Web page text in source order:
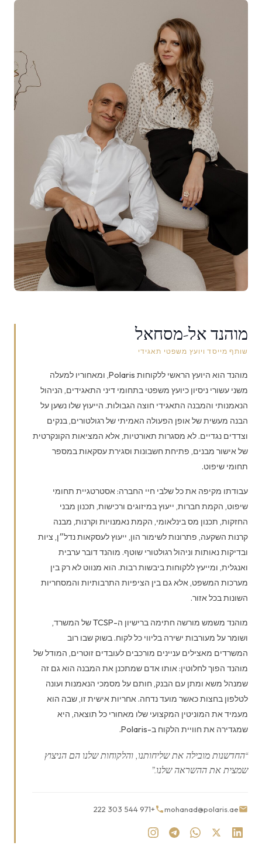
מוהנד אל-מסחאל
שותף מייסד ויועץ משפטי תאגידי
מוהנד הוא היועץ הראשי ללקוחות Polaris, ומאחוריו למעלה
משני עשורי ניסיון כיועץ משפטי בתחומי דיני התאגידים, הניהול
הנאמנותי והמבנה התאגידי חוצה הגבולות. הייעוץ שלו נשען על
הבנה מעשית של אופן הפעולה האמיתי של רגולטורים, בנקים
וצדדים נגדיים. לא מסגרות תאורטיות, אלא המציאות הקונקרטית
של אישור מבנים, פתיחת חשבונות וסגירת עסקאות במספר
תחומי שיפוט.
עבודתו מקיפה את כל שלבי חיי החברה: אסטרטגיית תחומי
שיפוט, הקמת חברות, ייעוץ במיזוגים ורכישות, תכנון מבני
החזקות, תכנון מס בינלאומי, הקמת נאמנויות וקרנות, מבנה
קרנות השקעה, פתרונות לשימור הון, ייעוץ לעסקאות נדל״ן, ציות
ובדיקות נאותות וניהול רגולטורי שוטף. מוהנד דובר ערבית
ואנגלית, ומייעץ ללקוחות ביבשות רבות. הוא מנווט לא רק בין
מערכות המשפט, אלא גם בין הציפיות התרבותיות והמסחריות
השונות בכל אזור.
מוהנד משמש מורשה חתימה ברישיון ה-TCSP של המשרד,
ושומר על מעורבות ישירה בליווי כל לקוח. בשוק שבו רוב
המשרדים מאצילים עניינים מורכבים לעובדים זוטרים, המודל של
מוהנד הפוך לחלוטין: אותו אדם שמתכנן את המבנה הוא גם זה
שמנהל משא ומתן עם הבנק, חותם על מסמכי הנאמנות ועונה
לטלפון בחצות כאשר מועד נדחה. אחריות אישית זו, שבה הוא
מעמיד את המוניטין המקצועי שלו מאחורי כל תוצאה, היא
שמגדירה את חוויית הלקוח ב-Polaris.
“החדשנות מובילה את שליחותנו, והלקוחות שלנו הם הניצוץ
שמצית את ההשראה שלנו.”
mohanad@polaris.ae
+971 544 303 222